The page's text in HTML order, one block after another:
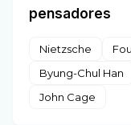
pensadores
Nietzsche
Byung-Chul Han
John Cage